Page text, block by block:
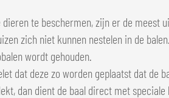
te beschermen, zijn er de meest
zich niet kunnen nestelen in de
wordt gehouden.
dat deze zo worden geplaatst dat
dan dient de baal direct met